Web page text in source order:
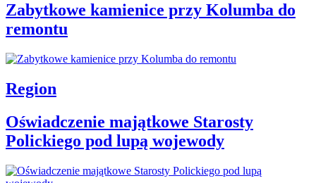
Zabytkowe kamienice przy Kolumba do
remontu
Region
Oświadczenie majątkowe Starosty
Polickiego pod lupą wojewody